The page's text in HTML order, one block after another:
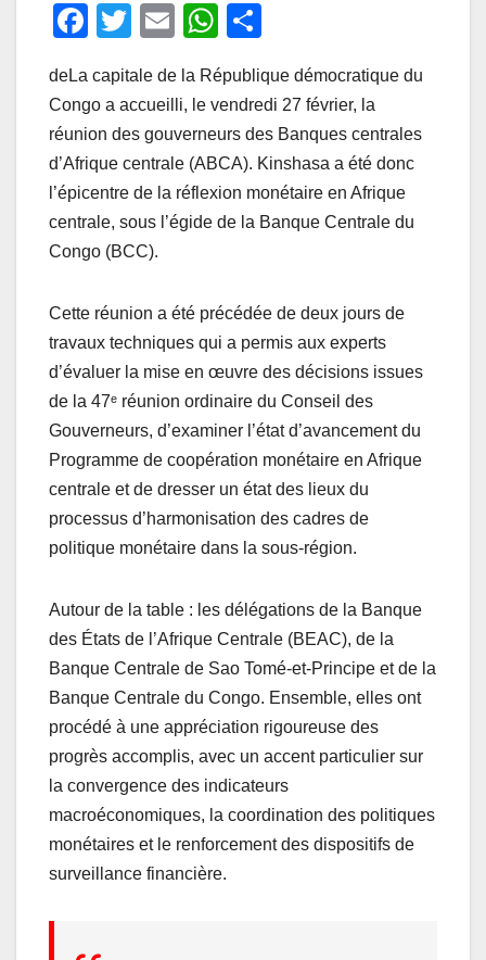
F
c
e
b
o
o
k
T
tt
er
E
ail
W
at
s
A
p
p
ta
g
er
deLa capitale de la République démocratique du
Congo a accueilli, le vendredi 27 février, la
réunion des gouverneurs des Banques centrales
d’Afrique centrale (ABCA). Kinshasa a été donc
l’épicentre de la réflexion monétaire en Afrique
centrale, sous l’égide de la Banque Centrale du
Congo (BCC).
Cette réunion a été précédée de deux jours de
travaux techniques qui a permis aux experts
d’évaluer la mise en œuvre des décisions issues
de la 47ᵉ réunion ordinaire du Conseil des
Gouverneurs, d’examiner l’état d’avancement du
Programme de coopération monétaire en Afrique
centrale et de dresser un état des lieux du
processus d’harmonisation des cadres de
politique monétaire dans la sous-région.
Autour de la table : les délégations de la Banque
des États de l’Afrique Centrale (BEAC), de la
Banque Centrale de Sao Tomé-et-Principe et de la
Banque Centrale du Congo. Ensemble, elles ont
procédé à une appréciation rigoureuse des
progrès accomplis, avec un accent particulier sur
la convergence des indicateurs
macroéconomiques, la coordination des politiques
monétaires et le renforcement des dispositifs de
surveillance financière.